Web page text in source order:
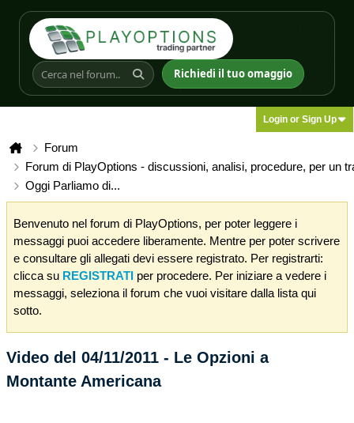
Richiedi il tuo omaggio
Login or Sign Up
Forum
Forum di PlayOptions - discussioni, analisi, procedure, per un
Oggi Parliamo di...
Benvenuto nel forum di PlayOptions, per poter leggere i
messaggi puoi accedere liberamente. Mentre per poter scrivere
e consultare gli allegati devi essere registrato. Per registrarti:
clicca su REGISTRATI per procedere. Per iniziare a vedere i
messaggi, seleziona il forum che vuoi visitare dalla lista qui
sotto.
Video del 04/11/2011 - Le Opzioni a
Montante Americana